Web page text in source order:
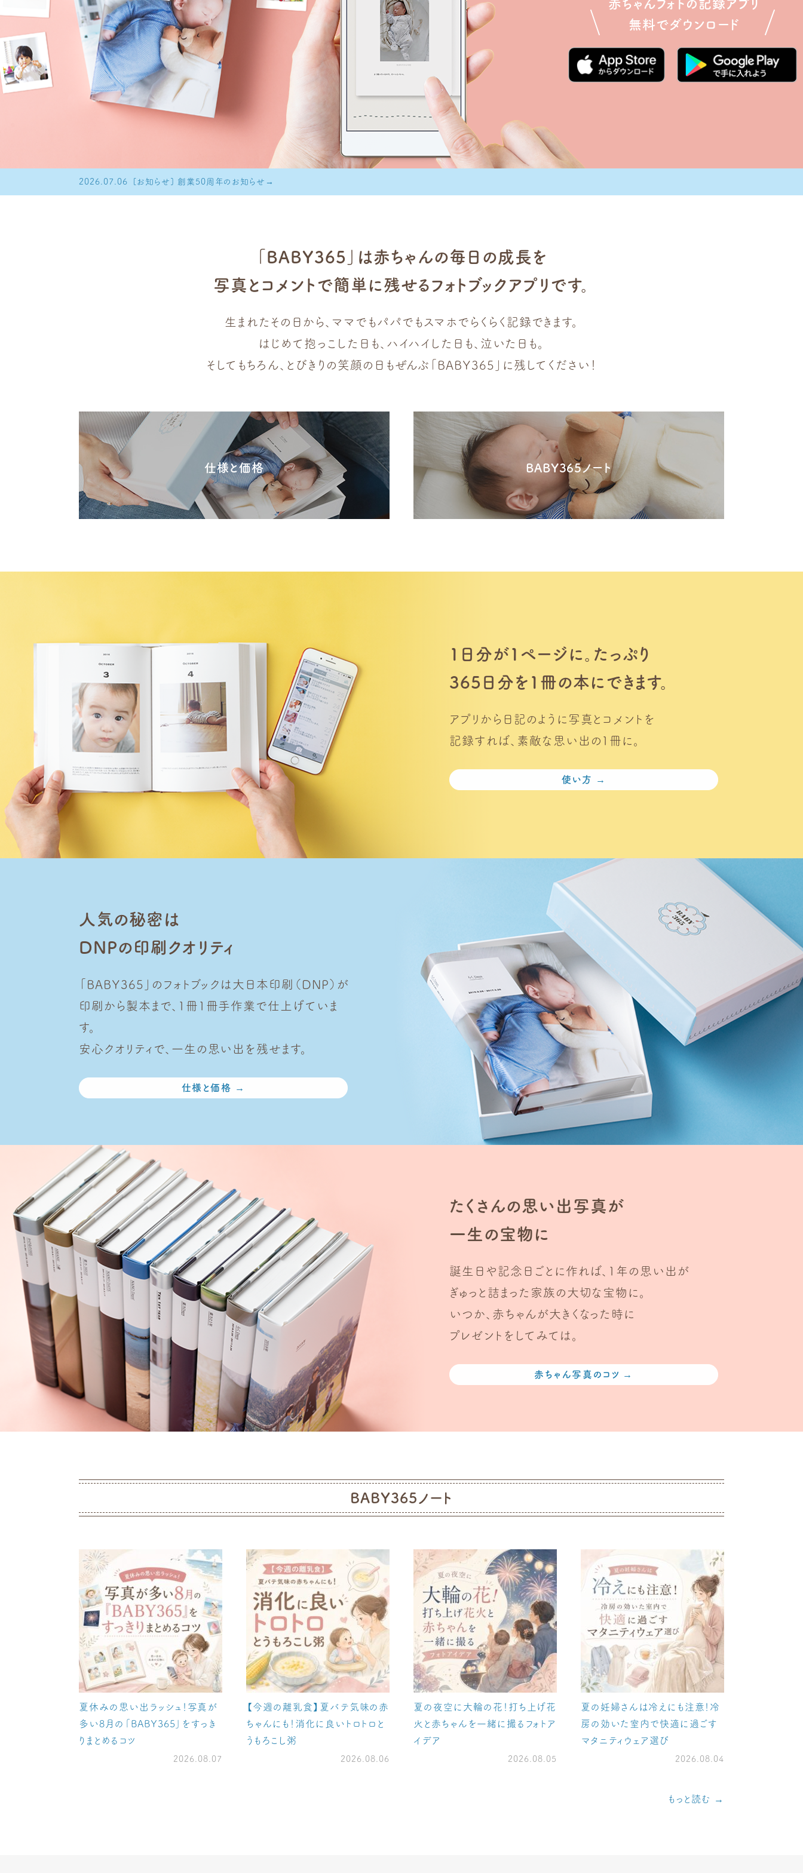
赤ちゃんフォトの記録アプリ
無料でダウンロード
2026.08.04 [お知らせ] 令和8年熊本地震で被災された皆様へ
「BABY365」は赤ちゃんの毎日の成長を
写真とコメントで簡単に残せるフォトブックアプリです。
生まれたその日から、ママでもパパでも スマホでらくらく記録できます。
はじめて抱っこした日も、 ハイハイした日も、泣いた日も。
そしてもちろん、 とびきりの笑顔の日もぜんぶ 「BABY365」に残してください！
仕様と価格 BABY365ノート
1日分が1ページに。 たっぷり
365日分を1冊の本にできます。
アプリから日記のように写真とコメントを
記録すれば、素敵な思い出の1冊に。
使い方
人気の秘密は
DNPの印刷クオリティ
「BABY365」のフォトブックは大日本印刷（DNP）が
印刷から製本まで、1冊1冊手作業で仕上げていま
す。
安心クオリティで、一生の思い出を残せます。
仕様と価格
たくさんの思い出写真が
一生の宝物に
誕生日や記念日ごとに作れば、1年の思い出が
ぎゅっと詰まった家族の大切な宝物に。
いつか、赤ちゃんが大きくなった時に
プレゼントをしてみては。
赤ちゃん写真のコツ
BABY365ノート
夏休みの思い出ラッシュ！写真が
多い8月の「BABY365」をすっき
りまとめるコツ
2026.08.07
【今週の離乳食】夏バテ気味の赤
ちゃんにも！消化に良いトロトロと
うもろこし粥
2026.08.06
夏の夜空に大輪の花！打ち上げ花
火と赤ちゃんを一緒に撮るフォトア
イデア
2026.08.05
夏の妊婦さんは冷えにも注意！冷
房の効いた室内で快適に過ごす
マタニティウェア選び
2026.08.04
もっと読む